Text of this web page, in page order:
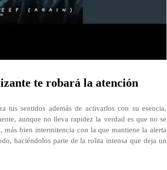
te robará la atención
tus sentidos además de activarlos con su esencia,
aunque no lleva rapidez la verdad es que no se
bien intermitencia con la que mantiene la alerta
haciéndolos parte de la rolita intensa que deja un